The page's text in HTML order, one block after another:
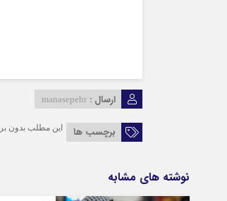
ارسال : manasepehr
برچسب ها این مطلب بدون
نوشته های مشابه